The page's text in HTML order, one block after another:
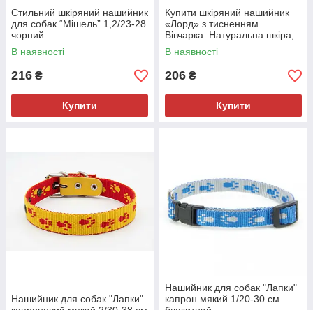
Стильний шкіряний нашийник
для собак “Мішель” 1,2/23-28
чорний
В наявності
216 ₴
Купити
Купити шкіряний нашийник
«Лорд» з тисненням
Вівчарка. Натуральна шкіра,
міцна фурнітура, розміри 2,5
та 3,0 см. 2,5/32-43 см рижий
В наявності
206 ₴
Купити
Нашийник для собак "Лапки"
Нашийник для собак "Лапки"
капрон мякий 1/20-30 см